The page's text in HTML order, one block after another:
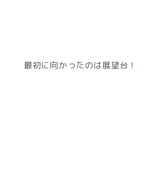
最初に向かったのは展望台！